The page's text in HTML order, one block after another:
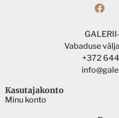
Vabaduse
+372
Kasutajakonto
Minu konto